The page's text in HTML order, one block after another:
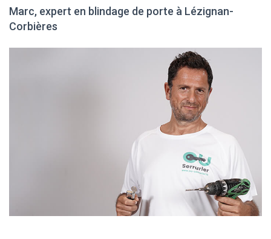
Marc, expert en blindage de porte à Lézignan-
Corbières